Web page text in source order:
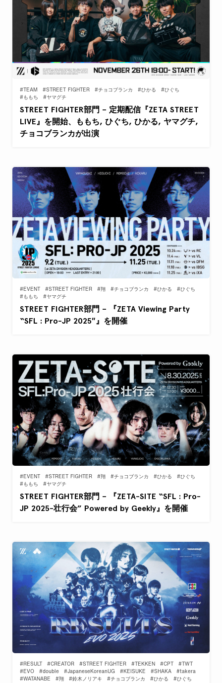
#TEAM #STREET FIGHTER #チョコブランカ #ひかる
#ひぐち
#ももち
#ヤマグチ
STREET FIGHTER部門 – 定期配信『ZETA STREET
LIVE』を開始、ももち, ひぐち, ひかる, ヤマグチ,
チョコブランカが出演
#EVENT #STREET FIGHTER #翔 #チョコブランカ #ひかる
#ひぐち
#ももち
#ヤマグチ
STREET FIGHTER部門 – 『ZETA Viewing Party
“SFL : Pro-JP 2025″』を開催
#EVENT #STREET FIGHTER #翔 #チョコブランカ #ひかる
#ひぐち
#ももち
#ヤマグチ
STREET FIGHTER部門 – 『ZETA-SITE “SFL : Pro-
JP 2025-壮行会” Powered by Geekly』を開催
#RESULT #CREATOR #STREET FIGHTER #TEKKEN #CPT
#TWT
#EVO
#double #JapaneseKoreanUG #KEISUKE #SHAKA
#takera
#WATANABE
#翔 #鈴木ノリアキ #チョコブランカ #ひかる
#ひぐち